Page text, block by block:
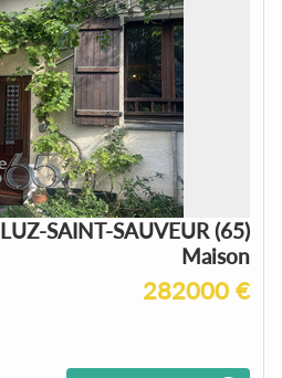
LUZ-SAINT-SAUVEUR (65)
Maison
282000 €